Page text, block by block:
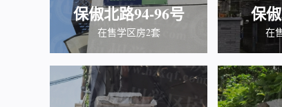
保俶北路94-96号
在售学区房2套
保
在